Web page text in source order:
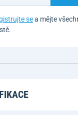
sea mějte